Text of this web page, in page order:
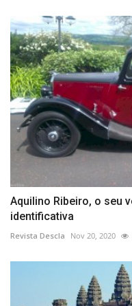
Aquilino Ribeiro, o seu
identificativa
Revista Descla Nov 20, 2020